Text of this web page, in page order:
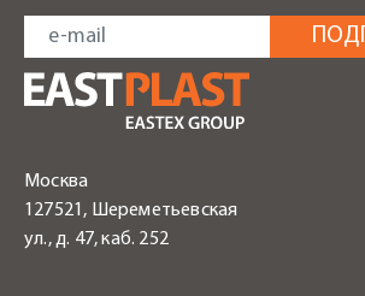
Москва
127521, Шереметьевская
ул., д. 47, каб. 252